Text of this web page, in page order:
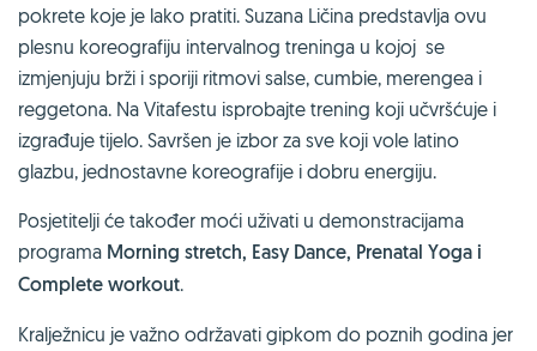
pokrete koje je lako pratiti. Suzana Ličina predstavlja ovu
plesnu koreografiju intervalnog treninga u kojoj se
izmjenjuju brži i sporiji ritmovi salse, cumbie, merengea i
reggetona. Na Vitafestu isprobajte trening koji učvršćuje i
izgrađuje tijelo. Savršen je izbor za sve koji vole latino
glazbu, jednostavne koreografije i dobru energiju.
Posjetitelji će također moći uživati u demonstracijama
programa Morning stretch, Easy Dance, Prenatal Yoga i
Complete workout.
Kralježnicu je važno održavati gipkom do poznih godina jer